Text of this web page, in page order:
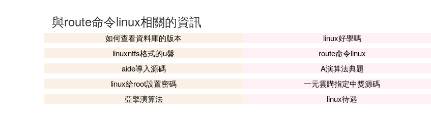
與route命令linux相關的資訊
如何查看資料庫的版本
linux好學嗎
linuxntfs格式的u盤
route命令linux
aide導入源碼
A演算法典題
linux給root設置密碼
一元雲購指定中獎源碼
亞擎演算法
linux待遇